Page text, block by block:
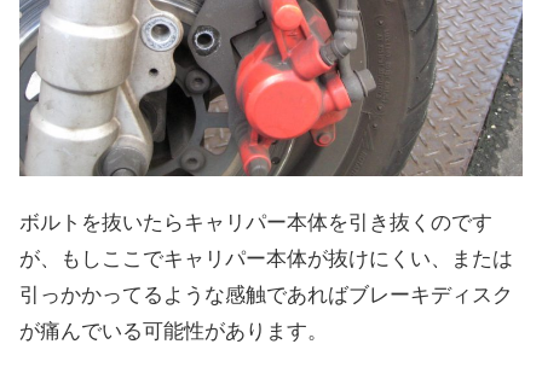
ボルトを抜いたらキャリパー本体を引き抜くのです
が、もしここでキャリパー本体が抜けにくい、または
引っかかってるような感触であればブレーキディスク
が痛んでいる可能性があります。